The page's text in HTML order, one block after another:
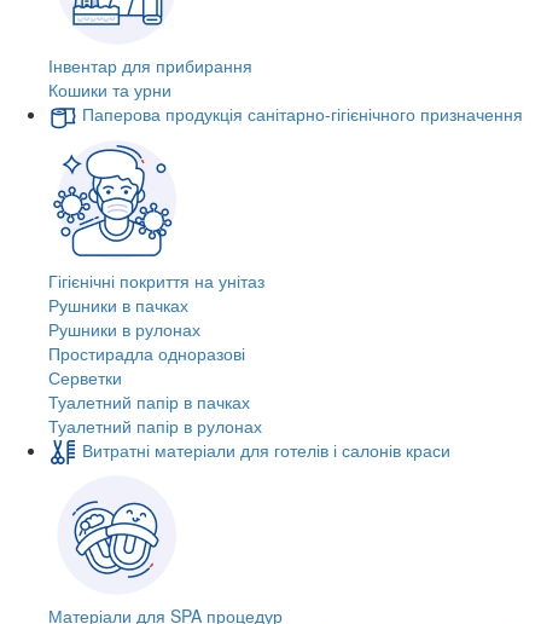
Інвентар для прибирання
Кошики та урни
Паперова продукція санітарно-гігієнічного призначення
Гігієнічні покриття на унітаз
Рушники в пачках
Рушники в рулонах
Простирадла одноразові
Серветки
Туалетний папір в пачках
Туалетний папір в рулонах
Витратні матеріали для готелів і салонів краси
Матеріали для SPA процедур